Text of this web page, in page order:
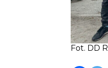
Fot. DD